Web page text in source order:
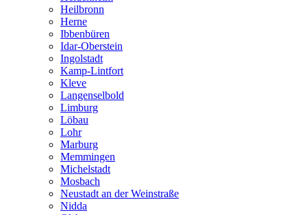
Heilbronn
Herne
Ibbenbüren
Idar-Oberstein
Ingolstadt
Kamp-Lintfort
Kleve
Langenselbold
Limburg
Löbau
Lohr
Marburg
Memmingen
Michelstadt
Mosbach
Neustadt an der Weinstraße
Nidda